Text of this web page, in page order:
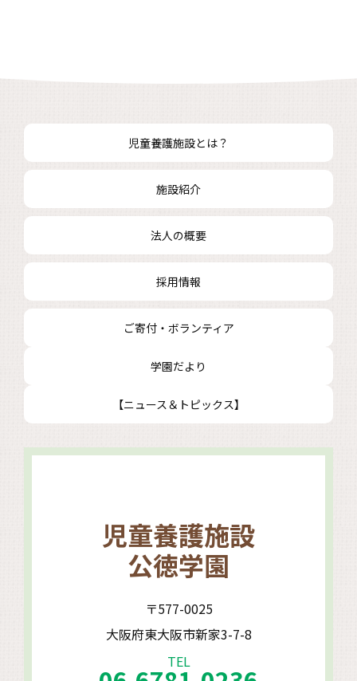
児童養護施設とは？
施設紹介
法人の概要
採用情報
ご寄付・ボランティア
学園だより
【ニュース＆トピックス】
児童養護施設
公徳学園
〒577-0025
大阪府東大阪市新家3-7-8
TEL